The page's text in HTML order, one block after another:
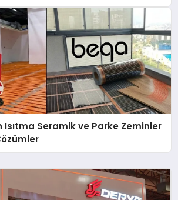
Isıtma Seramik ve Parke Zeminler